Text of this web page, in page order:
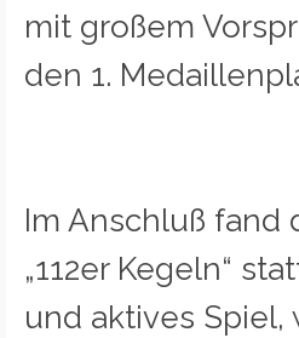
mit großem
den 1.
Im Anschluß fand
„112er Kegeln“
und aktives Spiel,